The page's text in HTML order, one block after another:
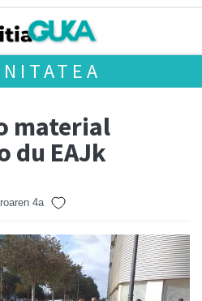
material
du EAJk
4a